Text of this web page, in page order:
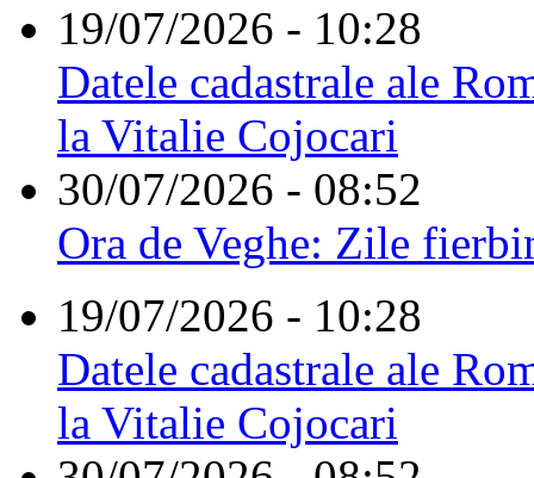
19/07/2026 - 10:28
Datele cadastrale ale
la Vitalie Cojocari
30/07/2026 - 08:52
Ora de Veghe: Zile
19/07/2026 - 10:28
Datele cadastrale ale
la Vitalie Cojocari